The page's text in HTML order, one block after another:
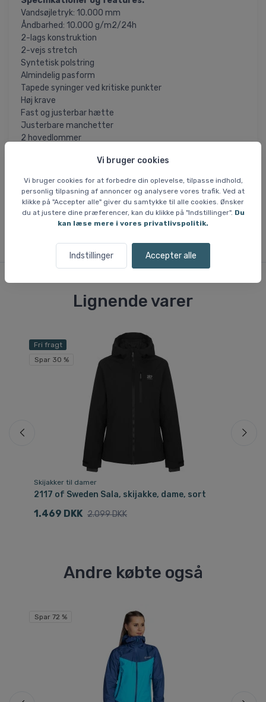
Vi bruger cookies
Vi bruger cookies for at forbedre din oplevelse, tilpasse indhold,
personlig tilpasning af annoncer og analysere vores trafik. Ved at
klikke på "Accepter alle" giver du samtykke til alle cookies. Ønsker
du at justere dine præferencer, kan du klikke på "Indstillinger". Du
kan læse mere i vores privatlivspolitik.
Indstillinger Accepter alle
Vandsøjletryk: 10.000 mm
Åndbarhed: 10.000 g/m2/24h
2-lags konstruktion
2-vejs stretch
Syntetisk polstring
Almindelig pasform
Tapede syninger ved kritiske punkter
Høj krave
Fast og justerbar hætte
Justerbare manchetter
2 hovedlommer
Justerbar snor i bund
SLUTSALG
= Varen er permanent nedsat i pris og kommer
ikke tilbage, når nuværende lager er solgt. Utilgængelige
størrelser kan ikke skaffes.
Lignende varer
Fri fragt
Spar 30 %
Skijakker til damer
2117 of Sweden Sala, skijakke, dame, sort
1.469 DKK 2.099 DKK
Andre købte også
Spar 72 %